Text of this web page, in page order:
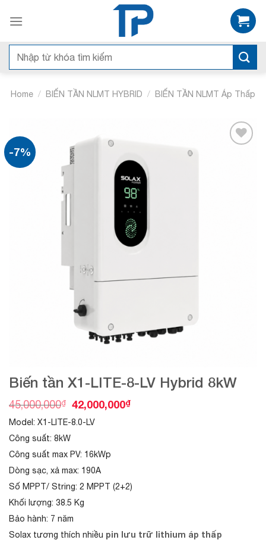
qua
dungSearch
Home / BIẾN TẦN NLMT HYBRID / BIẾN TẦN NLMT Áp Thấp
-7%
Biến tần X1-LITE-8-LV Hybrid 8kW
45,000,000₫
O
i
n
a
p
r
c
e
42,000,000₫C
r
i
Model: X1-LITE-8.0-LV
Công suất: 8kW
Công suất max PV: 16kWp
Dòng sạc, xả max: 190A
Số MPPT/ String: 2 MPPT (2+2)
Khối lượng: 38.5 Kg
Bảo hành: 7 năm
Solax tương thích nhiều pin lưu trữ lithium áp thấp